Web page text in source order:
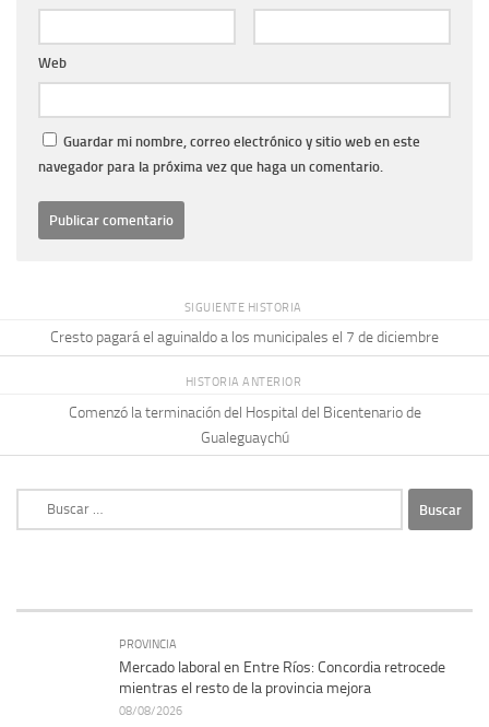
Web
Guardar mi nombre, correo electrónico y sitio web en este
navegador para la próxima vez que haga un comentario.
SIGUIENTE HISTORIA
Cresto pagará el aguinaldo a los municipales el 7 de diciembre
HISTORIA ANTERIOR
Comenzó la terminación del Hospital del Bicentenario de
Gualeguaychú
Buscar:
PROVINCIA
Mercado laboral en Entre Ríos: Concordia retrocede
mientras el resto de la provincia mejora
08/08/2026